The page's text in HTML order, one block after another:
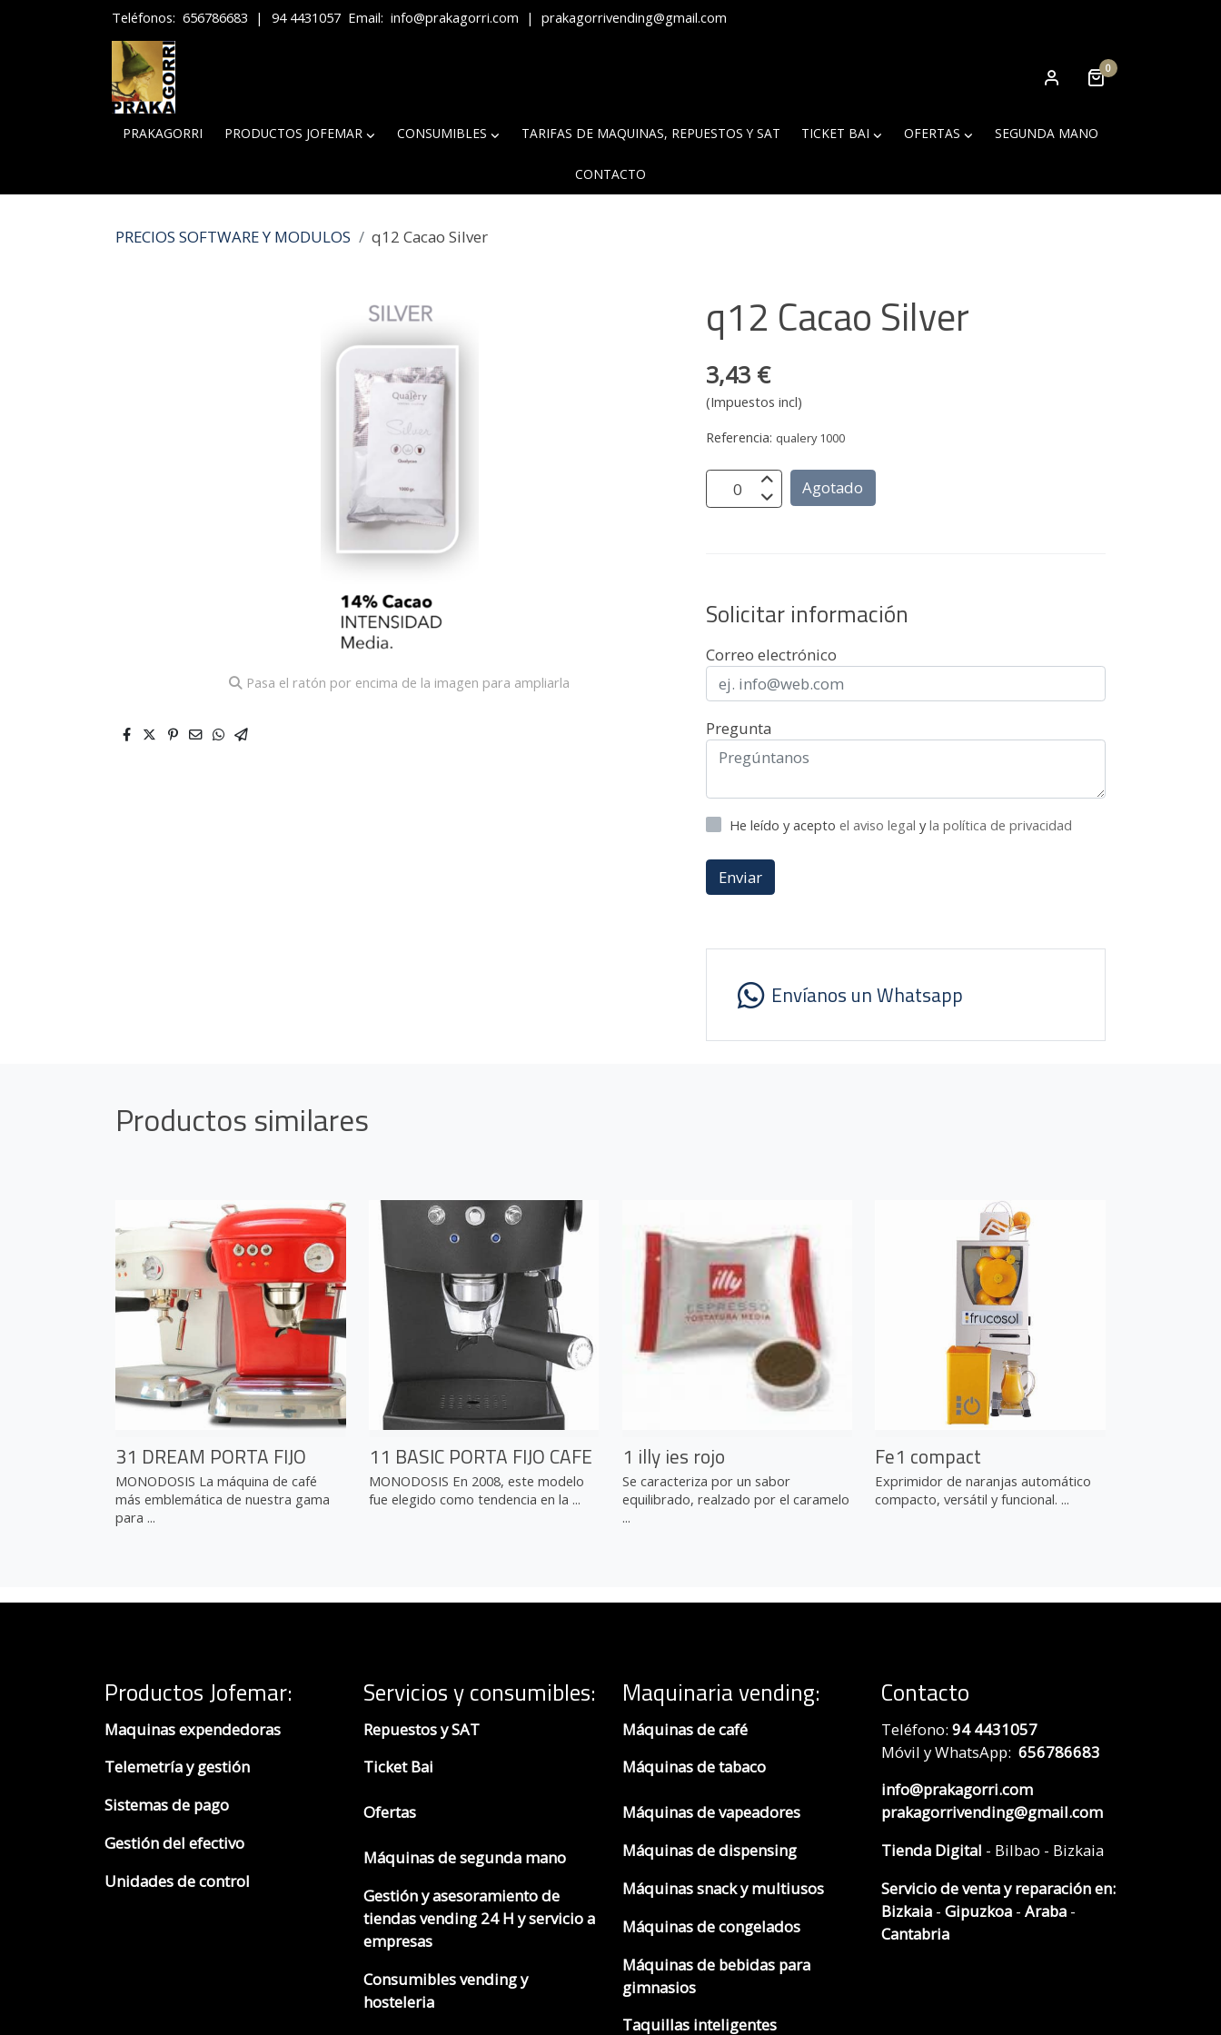
Teléfonos: 656786683 | 94 4431057 Email: info@prakagorri.com | prakagorrivending@gmail.com
0
PRAKAGORRI PRODUCTOS JOFEMAR CONSUMIBLES TARIFAS DE MAQUINAS, REPUESTOS Y SAT TICKET BAI OFERTAS SEGUNDA MANO
CONTACTO
PRECIOS SOFTWARE Y MODULOS q12 Cacao Silver
Pasa el ratón por encima de la imagen para ampliarla
q12 Cacao Silver
3,43 €
(Impuestos incl)
Referencia: qualery 1000
Agotado
Solicitar información
Correo electrónico
Pregunta
He leído y acepto el aviso legal yla política de privacidad
Enviar
Envíanos un Whatsapp
Productos similares
31 DREAM PORTA FIJO
MONODOSIS La máquina de café
más emblemática de nuestra gama
para ...
11 BASIC PORTA FIJO CAFE
MONODOSIS En 2008, este modelo
fue elegido como tendencia en la ...
1 illy ies rojo
Se caracteriza por un sabor
equilibrado, realzado por el caramelo
...
Fe1 compact
Exprimidor de naranjas automático
compacto, versátil y funcional. ...
Productos Jofemar:
Maquinas expendedoras
Telemetría y gestión
Sistemas de pago
Gestión del efectivo
Unidades de control
Servicios y consumibles:
Repuestos y SAT
Ticket Bai
Ofertas
Máquinas de segunda mano
Gestión y asesoramiento de
tiendas vending 24 H y servicio a
empresas
Consumibles vending y
hosteleria
Maquinaria vending:
Máquinas de café
Máquinas de tabaco
Máquinas de vapeadores
Máquinas de dispensing
Máquinas snack y multiusos
Máquinas de congelados
Máquinas de bebidas para
gimnasios
Taquillas inteligentes
Contacto
Teléfono: 94 4431057
Móvil y WhatsApp: 656786683
info@prakagorri.com
prakagorrivending@gmail.com
Tienda Digital - Bilbao - Bizkaia
Servicio de venta y reparación en:
Bizkaia- Gipuzkoa- Araba-
Cantabria